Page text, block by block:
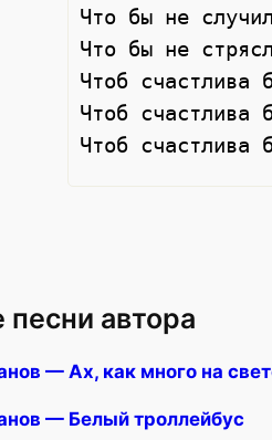
Что бы не
Что бы не
Чтоб счастлива
Чтоб счастлива
автора
— Ах, как много на
— Белый троллейбус